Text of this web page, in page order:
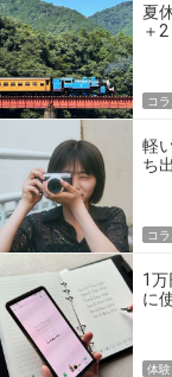
夏
＋
コ
軽
ち
コ
1万
に
体